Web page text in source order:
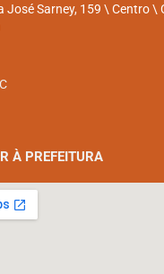
José Sarney, 159 \ Centro \
À PREFEITURA